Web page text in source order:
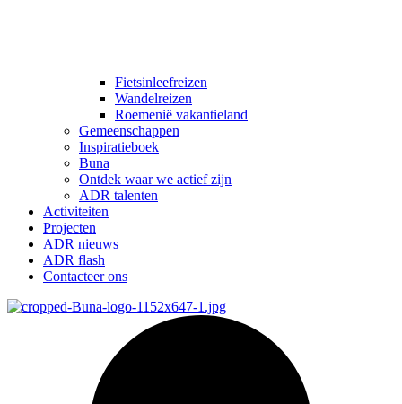
Fietsinleefreizen
Wandelreizen
Roemenië vakantieland
Gemeenschappen
Inspiratieboek
Buna
Ontdek waar we actief zijn
ADR talenten
Activiteiten
Projecten
ADR nieuws
ADR flash
Contacteer ons